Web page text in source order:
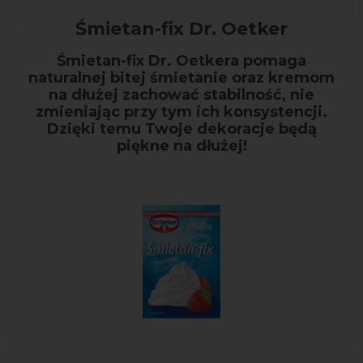
Śmietan-fix Dr. Oetker
Śmietan-fix Dr. Oetkera pomaga
naturalnej bitej śmietanie oraz kremom
na dłużej zachować stabilność, nie
zmieniając przy tym ich konsystencji.
Dzięki temu Twoje dekoracje będą
piękne na dłużej!